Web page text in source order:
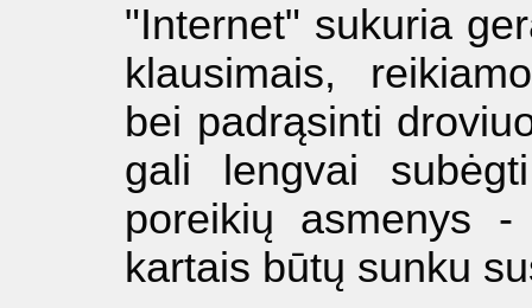
"Internet" sukuria
klausimais,
bei padrąsinti
gali lengvai
poreikių asmenys
kartais būtų sunku